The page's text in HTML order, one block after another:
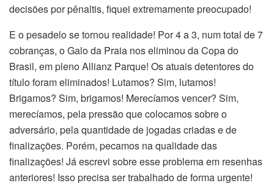
decisões por pênaltis, fiquei extremamente preocupado!
E o pesadelo se tornou realidade! Por 4 a 3, num total de 7
cobranças, o Galo da Praia nos eliminou da Copa do
Brasil, em pleno Allianz Parque! Os atuais detentores do
título foram eliminados! Lutamos? Sim, lutamos!
Brigamos? Sim, brigamos! Merecíamos vencer? Sim,
merecíamos, pela pressão que colocamos sobre o
adversário, pela quantidade de jogadas criadas e de
finalizações. Porém, pecamos na qualidade das
finalizações! Já escrevi sobre esse problema em resenhas
anteriores! Isso precisa ser trabalhado de forma urgente!